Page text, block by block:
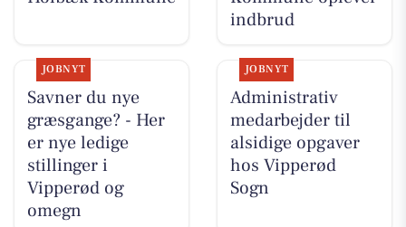
indbrud
JOBNYT
Savner du nye
græsgange? - Her
er nye ledige
stillinger i
Vipperød og
omegn
JOBNYT
Administrativ
medarbejder til
alsidige opgaver
hos Vipperød
Sogn